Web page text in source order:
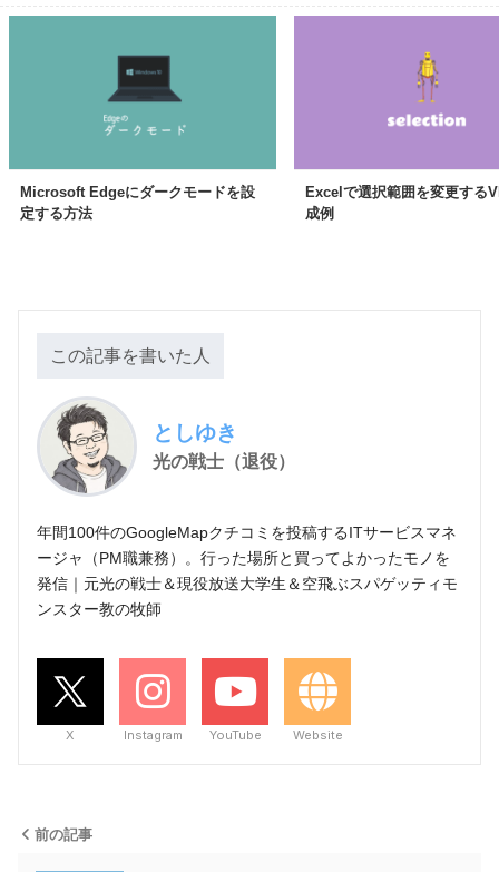
Microsoft Edgeにダークモードを設
定する方法
Excelで選択範囲を変更する
成例
この記事を書いた人
としゆき
光の戦士（退役）
年間100件のGoogleMapクチコミを投稿するITサービスマネ
ージャ（PM職兼務）。行った場所と買ってよかったモノを
発信｜元光の戦士＆現役放送大学生＆空飛ぶスパゲッティモ
ンスター教の牧師
X Instagram YouTube Website
前の記事